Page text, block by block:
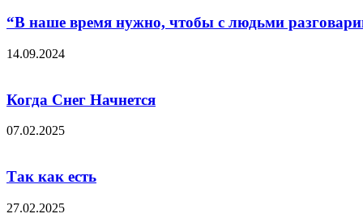
“В наше время нужно, чтобы с людьми
14.09.2024
Когда Снег Начнется
07.02.2025
Так как есть
27.02.2025